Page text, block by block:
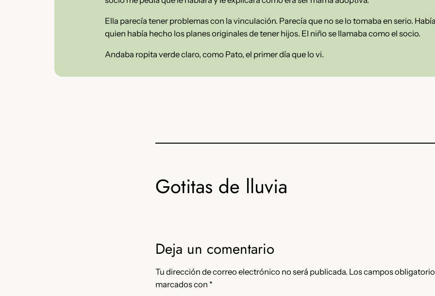
Ella parecía tener problemas con la vinculación. Parecía que no se lo tomaba en serio.
quien había hecho los planes originales de tener hijos. El niño se llamaba como el socio.
Andaba ropita verde claro, como Pato, el primer día que lo vi.
Gotitas de lluvia
Deja un comentario
Tu dirección de correo electrónico no será publicada. Los campos
marcados con *